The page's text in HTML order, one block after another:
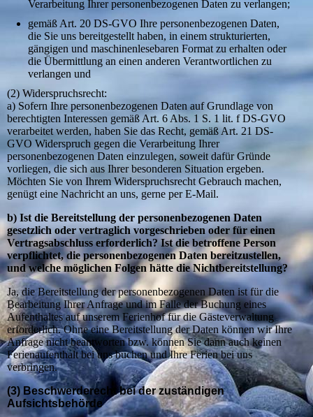
Verarbeitung Ihrer personenbezogenen Daten zu verlangen;
gemäß Art. 20 DS-GVO Ihre personenbezogenen Daten,
die Sie uns bereitgestellt haben, in einem strukturierten,
gängigen und maschinenlesebaren Format zu erhalten oder
die Übermittlung an einen anderen Verantwortlichen zu
verlangen und
(2) Widerspruchsrecht:
a) Sofern Ihre personenbezogenen Daten auf Grundlage von
berechtigten Interessen gemäß Art. 6 Abs. 1 S. 1 lit. f DS-GVO
verarbeitet werden, haben Sie das Recht, gemäß Art. 21 DS-
GVO Widerspruch gegen die Verarbeitung Ihrer
personenbezogenen Daten einzulegen, soweit dafür Gründe
vorliegen, die sich aus Ihrer besonderen Situation ergeben.
Möchten Sie von Ihrem Widerspruchsrecht Gebrauch machen,
genügt eine Nachricht an uns, gerne per E-Mail.
b) Ist die Bereitstellung der personenbezogenen Daten
gesetzlich oder vertraglich vorgeschrieben oder für einen
Vertragsabschluss erforderlich? Ist die betroffene Person
verpflichtet, die personenbezogenen Daten bereitzustellen,
und welche möglichen Folgen hätte die Nichtbereitstellung?
Ja, die Bereitstellung der personenbezogenen Daten ist für die
Bearbeitung Ihrer Anfrage und im Falle der Buchung eines
Aufenthaltes auf unserem Ferienhof für die Gästeverwaltung
erforderlich. Ohne eine Bereitstellung der Daten können wir Ihre
Anfrage nicht beantworten bzw. können Sie dann auch keinen
Ferienaufenthalt bei uns buchen und Ihre Ferien bei uns
verbringen.
(3) Beschwerderecht bei der zuständigen
Aufsichtsbehörde